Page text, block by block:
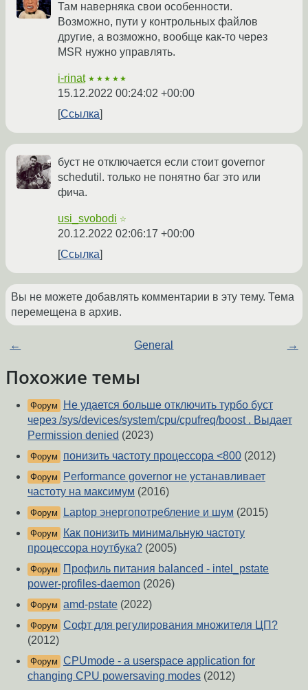
Там наверняка свои особенности.
Возможно, пути у контрольных файлов
другие, а возможно, вообще как-то через
MSR нужно управлять.
i-rinat ★★★★★
15.12.2022 00:24:02 +00:00
Ссылка
буст не отключается если стоит governor
schedutil. только не понятно баг это или
фича.
usi_svobodi ☆
20.12.2022 02:06:17 +00:00
Ссылка
Вы не можете добавлять комментарии в эту тему. Тема
перемещена в архив.
← General →
Похожие темы
Форум
Не удается больше отключить турбо буст
через /sys/devices/system/cpu/cpufreq/boost . Выдает
Permission denied (2023)
Форум понизить частоту процессора <800 (2012)
Форум
Performance governor не устанавливает
частоту на максимум (2016)
Форум Laptop энергопотребление и шум (2015)
Форум
Как понизить минимальную частоту
процессора ноутбука? (2005)
Форум
Профиль питания balanced - intel_pstate
power-profiles-daemon (2026)
Форум amd-pstate (2022)
Форум Софт для регулирования множителя ЦП?
(2012)
Форум CPUmode - a userspace application for
changing CPU powersaving modes (2012)